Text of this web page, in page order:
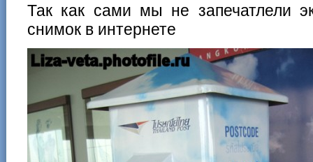
Так как сами мы не запечатлели
снимок в интернете